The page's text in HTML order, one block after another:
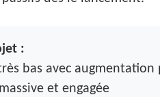
:
bas avec augmentation
et engagée